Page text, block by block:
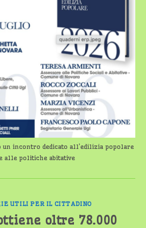
incontro dedicato all’edilizia popolare
alle politiche abitative
UTILI PER IL CITTADINO
oltre 78.000